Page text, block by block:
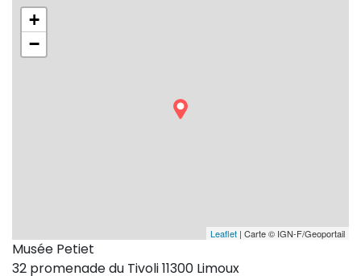
+
−
Leaflet | Carte © IGN-F/Geoportail
Musée Petiet
32 promenade du Tivoli 11300 Limoux